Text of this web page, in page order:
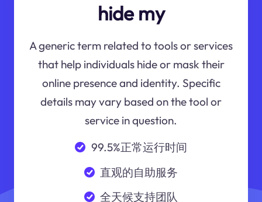
hide my
A generic term related to tools or services
that help individuals hide or mask their
online presence and identity. Specific
details may vary based on the tool or
service in question.
99.5%正常运行时间
直观的自助服务
全天候支持团队